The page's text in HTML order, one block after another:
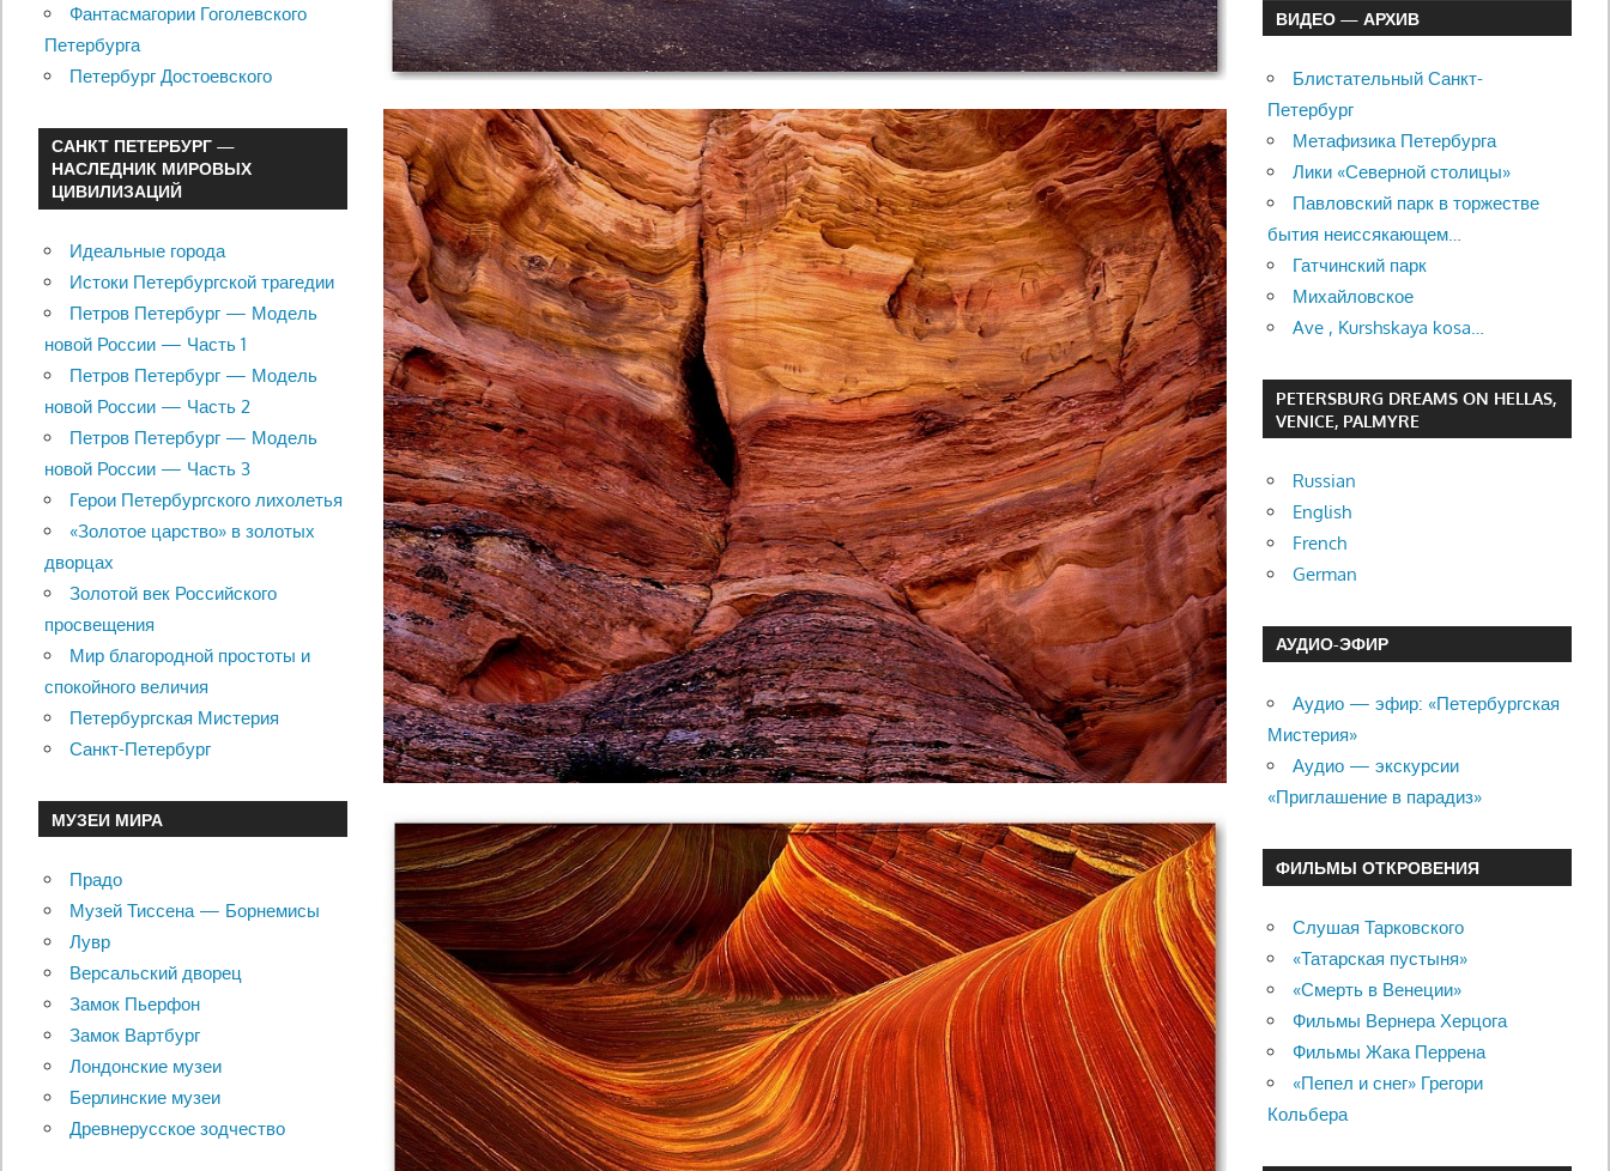
Фантасмагории Гоголевского
Петербурга
Петербург Достоевского
САНКТ ПЕТЕРБУРГ —
НАСЛЕДНИК МИРОВЫХ
ЦИВИЛИЗАЦИЙ
Идеальные города
Истоки Петербургской трагедии
Петров Петербург — Модель
новой России — Часть 1
Петров Петербург — Модель
новой России — Часть 2
Петров Петербург — Модель
новой России — Часть 3
Герои Петербургского лихолетья
«Золотое царство» в золотых
дворцах
Золотой век Российского
просвещения
Мир благородной простоты и
спокойного величия
Петербургская Мистерия
Санкт-Петербург
МУЗЕИ МИРА
Прадо
Музей Тиссена — Борнемисы
Лувр
Версальский дворец
Замок Пьерфон
Замок Вартбург
Лондонские музеи
Берлинские музеи
Древнерусское зодчество
ВИДЕО — АРХИВ
Блистательный Санкт-
Петербург
Метафизика Петербурга
Лики «Северной столицы»
Павловский парк в торжестве
бытия неиссякающем…
Гатчинский парк
Михайловское
Ave , Kurshskaya kosa…
PETERSBURG DREAMS ON HELLAS,
VENICE, PALMYRE
Russian
English
French
German
АУДИО-ЭФИР
Аудио — эфир: «Петербургская
Мистерия»
Аудио — экскурсии
«Приглашение в парадиз»
ФИЛЬМЫ ОТКРОВЕНИЯ
Слушая Тарковского
«Татарская пустыня»
«Смерть в Венеции»
Фильмы Вернера Херцога
Фильмы Жака Перрена
«Пепел и снег» Грегори
Кольбера